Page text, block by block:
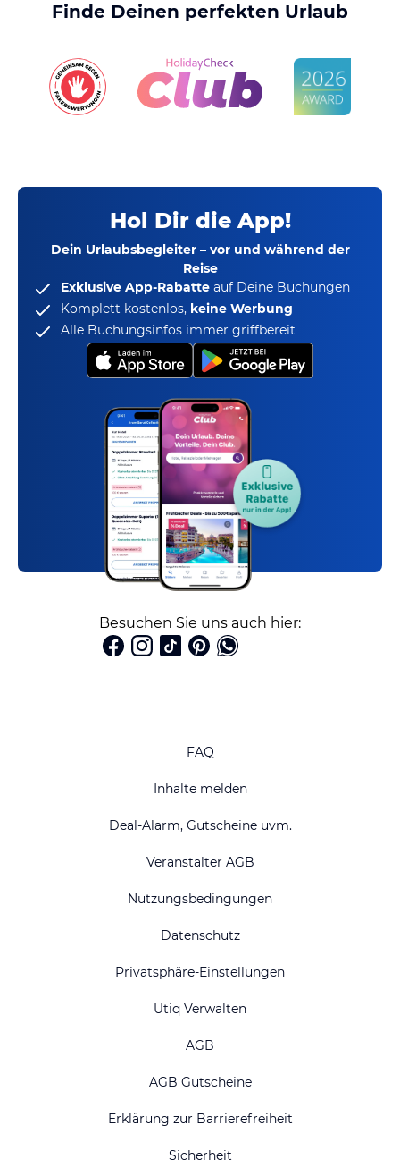
Finde Deinen perfekten Urlaub
Hol Dir die App!
Dein Urlaubsbegleiter – vor und während der
Reise
Exklusive App-Rabatte auf Deine Buchungen
Komplett kostenlos, keine Werbung
Alle Buchungsinfos immer griffbereit
Besuchen Sie uns auch hier:
FAQ
Inhalte melden
Deal-Alarm, Gutscheine uvm.
Veranstalter AGB
Nutzungsbedingungen
Datenschutz
Privatsphäre-Einstellungen
Utiq Verwalten
AGB
AGB Gutscheine
Erklärung zur Barrierefreiheit
Sicherheit